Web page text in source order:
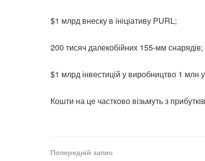
$1 млрд внеску в ініціативу PURL;
200 тисяч далекобійних 155-мм снарядів;
$1 млрд інвестицій у виробництво 1 млн
Кошти на це частково візьмуть з
Попередній запис